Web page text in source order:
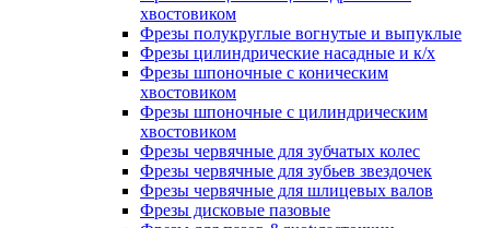
хвостовиком
Фрезы полукруглые вогнутые и выпуклые
Фрезы цилиндрические насадные и к/х
Фрезы шпоночные с коническим
хвостовиком
Фрезы шпоночные с цилиндрическим
хвостовиком
Фрезы червячные для зубчатых колес
Фрезы червячные для зубьев звездочек
Фрезы червячные для шлицевых валов
Фрезы дисковые пазовые